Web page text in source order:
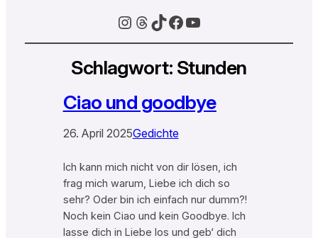
Instagram
Threads
TikTok
Facebook
YouTube
Schlagwort: Stunden
Ciao und goodbye
26. April 2025Gedichte
Ich kann mich nicht von dir lösen, ich
frag mich warum, Liebe ich dich so
sehr? Oder bin ich einfach nur dumm?!
Noch kein Ciao und kein Goodbye. Ich
lasse dich in Liebe los und geb‘ dich